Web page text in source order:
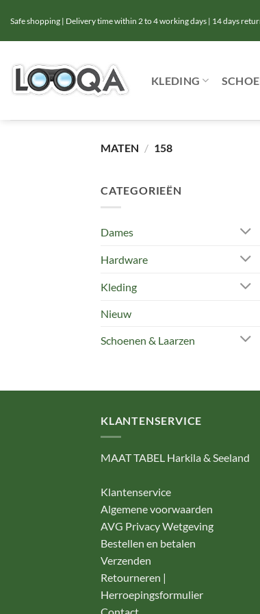
naar
inhoud
Safe shopping | Delivery time within 2 to 4 working days | 14 days
KLEDING
MATEN / 158
CATEGORIEËN
Dames
Hardware
Kleding
Nieuw
Schoenen & Laarzen
KLANTENSERVICE
MAAT TABEL Harkila & Seeland
Klantenservice
Algemene voorwaarden
AVG Privacy Wetgeving
Bestellen en betalen
Verzenden
Retourneren |
Herroepingsformulier